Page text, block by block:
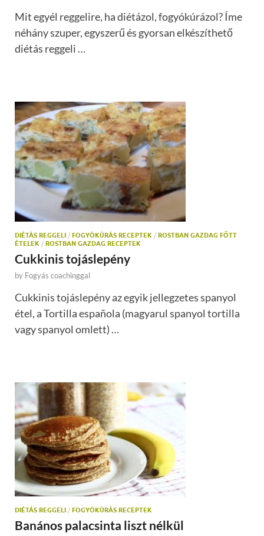
Mit egyél reggelire, ha diétázol, fogyókúrázol? Íme
néhány szuper, egyszerű és gyorsan elkészíthető
diétás reggeli …
DIÉTÁS REGGELI / FOGYÓKÚRÁS RECEPTEK / ROSTBAN GAZDAG FŐTT
ÉTELEK / ROSTBAN GAZDAG RECEPTEK
Cukkinis tojáslepény
by Fogyás coachinggal
Cukkinis tojáslepény az egyik jellegzetes spanyol
étel, a Tortilla española (magyarul spanyol tortilla
vagy spanyol omlett) …
DIÉTÁS REGGELI / FOGYÓKÚRÁS RECEPTEK
Banános palacsinta liszt nélkül